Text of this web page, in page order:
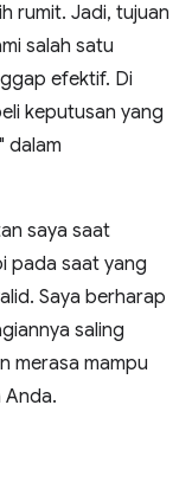
rumit. Jadi, tujuan
salah satu
efektif. Di
keputusan yang
dalam
saya saat
pada saat yang
Saya berharap
saling
merasa mampu
Anda.